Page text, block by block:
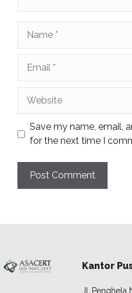
Save my name, email,
for the next time I
Kantor
JI. Penghela